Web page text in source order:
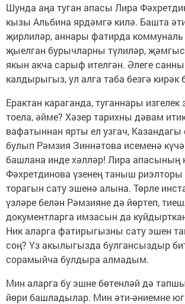
Шунда аңа туган апасы Лира
кызы Альбина ярдәмгә килә. Башта
җирлиләр, аннары фатирда коммуналь
җыелган бурычларны түлиләр,
якын акча сарыф ителгән. Әлеге
калдырыгыз, ул алга таба безгә кирәк
Ерактан караганда, туганнары
тоела, әйме? Хәзер тарихны дәвам
вафатыннан ярты ел узгач,
булып Рәмзия Зиннәтова исеменә
башлана инде хәлләр! Лира апасының
Фәхретдинова үзенең таныш
торагын сату эшенә алына. Төрле
үзләре белән Рәмзияне дә йөртеп,
документларга имзасын да
Ник аларга фатирыгызны сату эшен
соң? Үз акылыгызда булгансыздыр
сорамыйча булдыра алмадым.
Мин аларга бу эшне бөтенләй дә
йөри башладылар. Мин әти-әниемне